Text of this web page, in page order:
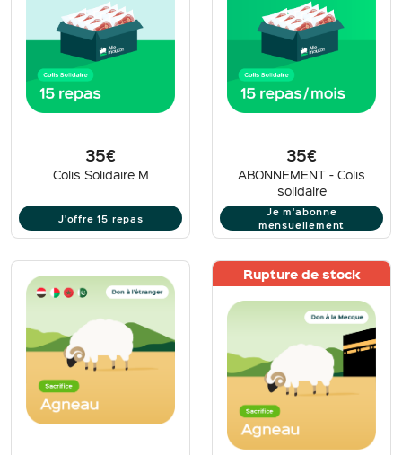
35€
Colis Solidaire M
J'offre 15 repas
35€
ABONNEMENT - Colis
solidaire
Je m'abonne
mensuellement
Rupture de stock